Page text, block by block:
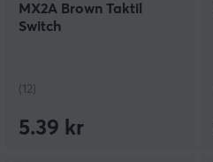
MX2A Brown Taktil
Switch
(12)
5.39 kr